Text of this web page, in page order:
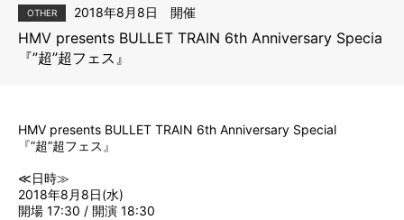
OTHER 2018年8月8日 開催
HMV presents BULLET TRAIN 6th Anniversary Special
『”超”超フェス』
HMV presents BULLET TRAIN 6th Anniversary Special
『”超”超フェス』
≪日時≫
2018年8月8日(水)
開場 17:30 / 開演 18:30